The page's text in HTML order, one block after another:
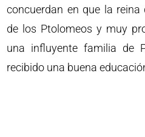
concuerdan en que la
de los Ptolomeos y muy
una influyente familia de
recibido una buena